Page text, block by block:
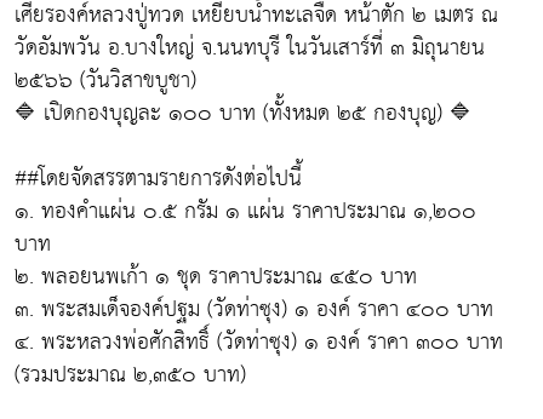
เศียรองค์หลวงปู่ทวด เหยียบน้ำทะเลจืด หน้าตัก ๒ เมตร ณ
วัดอัมพวัน อ.บางใหญ่ จ.นนทบุรี ในวันเสาร์ที่ ๓ มิถุนายน
๒๕๖๖ (วันวิสาขบูชา)
🔷 เปิดกองบุญละ ๑๐๐ บาท (ทั้งหมด ๒๕ กองบุญ) 🔷
##โดยจัดสรรตามรายการดังต่อไปนี้
๑. ทองคำแผ่น ๐.๕ กรัม ๑ แผ่น ราคาประมาณ ๑,๒๐๐
บาท
๒. พลอยนพเก้า ๑ ชุด ราคาประมาณ ๔๕๐ บาท
๓. พระสมเด็จองค์ปฐม (วัดท่าซุง) ๑ องค์ ราคา ๔๐๐ บาท
๔. พระหลวงพ่อศักสิทธิ์ (วัดท่าซุง) ๑ องค์ ราคา ๓๐๐ บาท
(รวมประมาณ ๒,๓๕๐ บาท)